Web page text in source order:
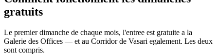
gratuits
Le premier dimanche de chaque mois, l'entree est gratuite a la
Galerie des Offices — et au Corridor de Vasari egalement. Les deux
sont compris.